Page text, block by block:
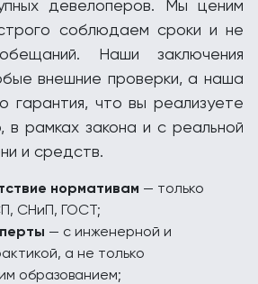
девелоперов. Мы ценим
соблюдаем сроки и не
Наши заключения
внешние проверки, а наша
гарантия, что вы реализуете
в рамках закона и с реальной
и средств.
нормативам — только
СНиП, ГОСТ;
— с инженерной и
а не только
образованием;